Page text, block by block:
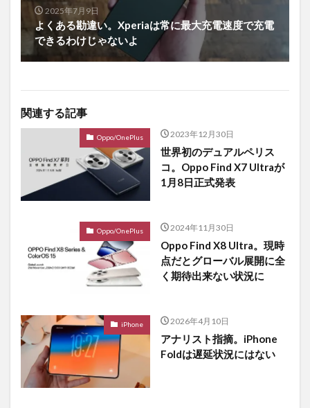
2025年7月9日
よくある勘違い。Xperiaは常に最大充電速度で充電
できるわけじゃないよ
関連する記事
Oppo/OnePlus 2023年12月30日
世界初のデュアルペリス
コ。Oppo Find X7 Ultraが
1月8日正式発表
Oppo/OnePlus 2024年11月30日
Oppo Find X8 Ultra。現時
点だとグローバル展開に全
く期待出来ない状況に
iPhone 2026年4月10日
アナリスト指摘。iPhone
Foldは遅延状況にはない